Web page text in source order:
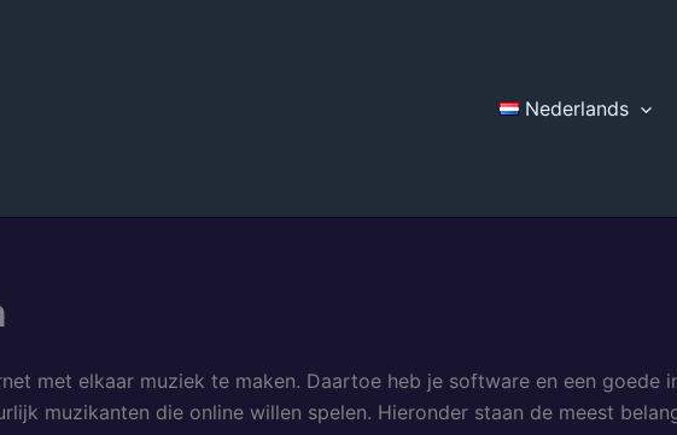
Nederlands
met elkaar muziek te maken. Daartoe heb je software en een goede
muzikanten die online willen spelen. Hieronder staan de meest